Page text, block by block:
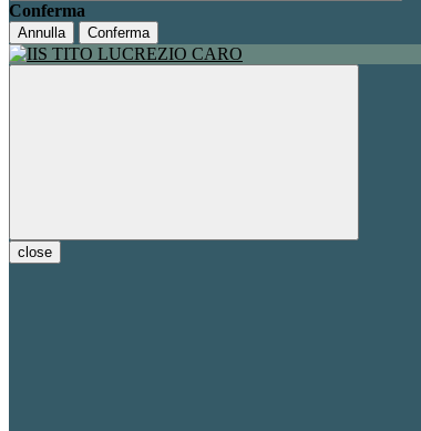
Conferma
Annulla Conferma
close